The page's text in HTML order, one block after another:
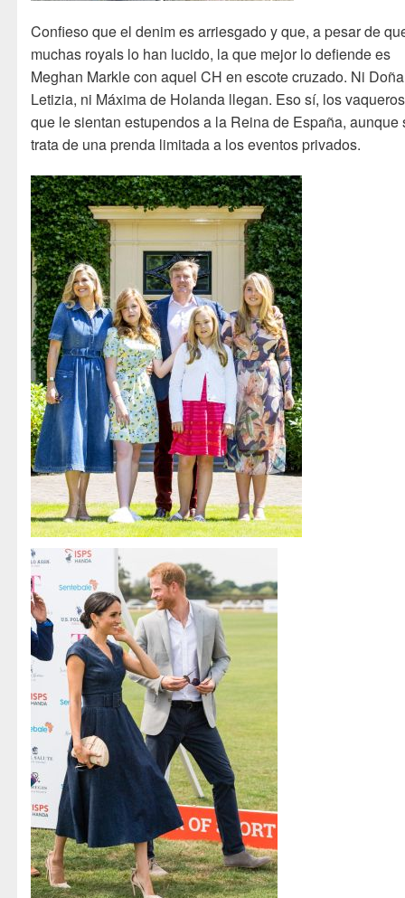
Confieso que el denim es arriesgado y que, a pesar de
muchas royals lo han lucido, la que mejor lo defiende es
Meghan Markle con aquel CH en escote cruzado. Ni Doña
Letizia, ni Máxima de Holanda llegan. Eso sí, los
que le sientan estupendos a la Reina de España, aunque
trata de una prenda limitada a los eventos privados.